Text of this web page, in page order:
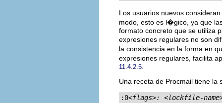
Los usuarios nuevos
modo, esto es l�gico, ya que
formato concreto que se utiliza
expresiones regulares no son
la consistencia en la forma en
expresiones regulares, facilita
11.4.2.5
Una receta de Procmail tiene la
:0<flags>: <lockfile-